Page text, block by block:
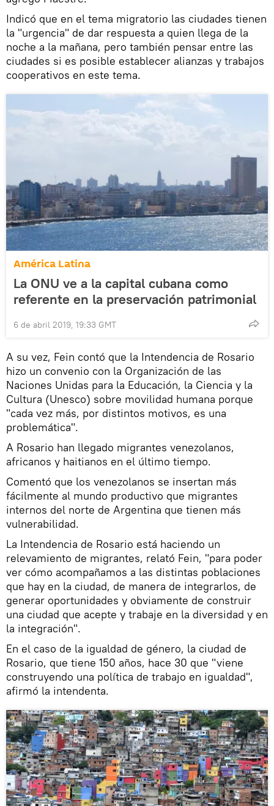
Indicó que en el tema migratorio las ciudades tienen
la "urgencia" de dar respuesta a quien llega de la
noche a la mañana, pero también pensar entre las
ciudades si es posible establecer alianzas y trabajos
cooperativos en este tema.
América Latina
La ONU ve a la capital cubana como
referente en la preservación patrimonial
6 de abril 2019, 19:33 GMT
A su vez, Fein contó que la Intendencia de Rosario
hizo un convenio con la Organización de las
Naciones Unidas para la Educación, la Ciencia y la
Cultura (Unesco) sobre movilidad humana porque
"cada vez más, por distintos motivos, es una
problemática".
A Rosario han llegado migrantes venezolanos,
africanos y haitianos en el último tiempo.
Comentó que los venezolanos se insertan más
fácilmente al mundo productivo que migrantes
internos del norte de Argentina que tienen más
vulnerabilidad.
La Intendencia de Rosario está haciendo un
relevamiento de migrantes, relató Fein, "para poder
ver cómo acompañamos a las distintas poblaciones
que hay en la ciudad, de manera de integrarlos, de
generar oportunidades y obviamente de construir
una ciudad que acepte y trabaje en la diversidad y en
la integración".
En el caso de la igualdad de género, la ciudad de
Rosario, que tiene 150 años, hace 30 que "viene
construyendo una política de trabajo en igualdad",
afirmó la intendenta.